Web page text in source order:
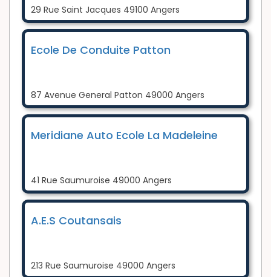
29 Rue Saint Jacques 49100 Angers
Ecole De Conduite Patton
87 Avenue General Patton 49000 Angers
Meridiane Auto Ecole La Madeleine
41 Rue Saumuroise 49000 Angers
A.E.S Coutansais
213 Rue Saumuroise 49000 Angers